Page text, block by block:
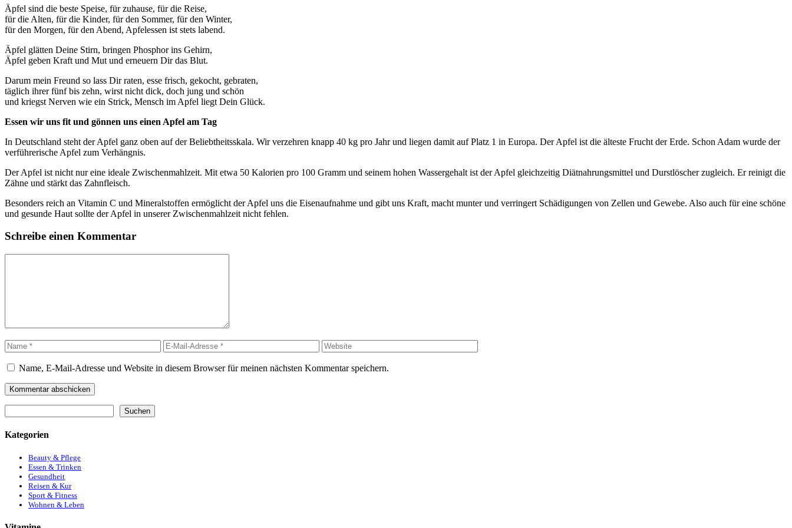
Äpfel sind die beste Speise, für zuhause, für die Reise,
für die Alten, für die Kinder, für den Sommer, für den Winter,
für den Morgen, für den Abend, Apfelessen ist stets labend.
Äpfel glätten Deine Stirn, bringen Phosphor ins Gehirn,
Äpfel geben Kraft und Mut und erneuern Dir das Blut.
Darum mein Freund so lass Dir raten, esse frisch, gekocht, gebraten,
täglich ihrer fünf bis zehn, wirst nicht dick, doch jung und schön
und kriegst Nerven wie ein Strick, Mensch im Apfel liegt Dein Glück.
Essen wir uns fit und gönnen uns einen Apfel am Tag
In Deutschland steht der Apfel ganz oben auf der Beliebtheitsskala. Wir verzehren knapp 40 kg pro Jahr und liegen damit auf Platz 1 in Europa. Der Apfel ist die älteste Frucht der Erde. Schon Adam wurde der
verführerische Apfel zum Verhängnis.
Der Apfel ist nicht nur eine ideale Zwischenmahlzeit. Mit etwa 50 Kalorien pro 100 Gramm und seinem hohen Wassergehalt ist der Apfel gleichzeitig Diätnahrungsmittel und Durstlöscher zugleich. Er reinigt die
Zähne und stärkt das Zahnfleisch.
Besonders reich an Vitamin C und Mineralstoffen ermöglicht der Apfel uns die Eisenaufnahme und gibt uns Kraft, macht munter und verringert Schädigungen von Zellen und Gewebe. Also auch für eine schöne
und gesunde Haut sollte der Apfel in unserer Zwischenmahlzeit nicht fehlen.
Schreibe einen Kommentar
Name
E-
Mail-
Adresse
Website
Name, E-Mail-Adresse und Website in diesem Browser für meinen nächsten Kommentar speichern.
Suchen
Kategorien
Beauty & Pflege
Essen & Trinken
Gesundheit
Reisen & Kur
Sport & Fitness
Wohnen & Leben